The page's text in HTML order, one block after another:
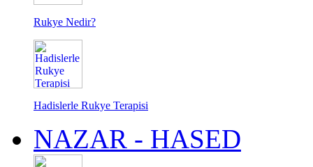
Rukye Nedir?
Hadislerle Rukye Terapisi
NAZAR - HASED